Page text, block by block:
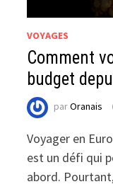
VOYAGES
Comment
budget
parOranais
Voyager en
est un défi qui
abord.